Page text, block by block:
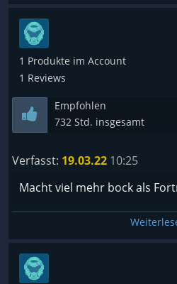
1 Produkte im Account
1 Reviews
Empfohlen
732 Std. insgesamt
Verfasst: 19.03.22 10:25
Macht viel mehr bock als